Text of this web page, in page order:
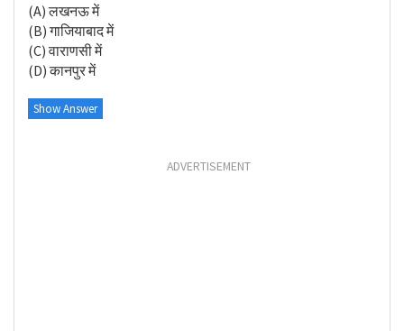
(A) लखनऊ में
(B) गाजियाबाद में
(C) वाराणसी में
(D) कानपुर में
Show Answer
ADVERTISEMENT